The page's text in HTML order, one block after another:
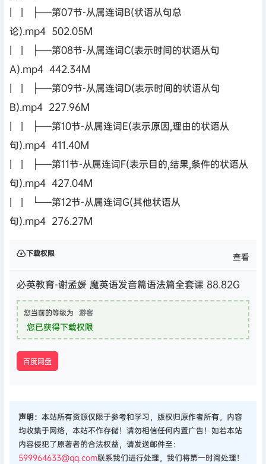
| | ├──第07节-从属连词B(状语从句总
论).mp4 502.05M
| | ├──第08节-从属连词C(表示时间的状语从句
A).mp4 442.34M
| | ├──第09节-从属连词D(表示时间的状语从句
B).mp4 227.96M
| | ├──第10节-从属连词E(表示原因,理由的状语从
句).mp4 411.40M
| | ├──第11节-从属连词F(表示目的,结果,条件的状语从
句).mp4 427.04M
| | └──第12节-从属连词G(其他状语从
句).mp4 276.27M
下载权限 查看
必英教育-谢孟媛 魔英语发音篇语法篇全套课 88.82G
您当前的等级为 游客
您已获得下载权限
百度网盘
声明： 本站所有资源仅限于参考和学习，版权归原作者所有，内容
均收集于网络，本站不作存储！请勿相信任何内置广告！如若本站
内容侵犯了原著者的合法权益，请发送邮件至：
599964633@qq.com联系我们进行处理，我们将第一时间处理！